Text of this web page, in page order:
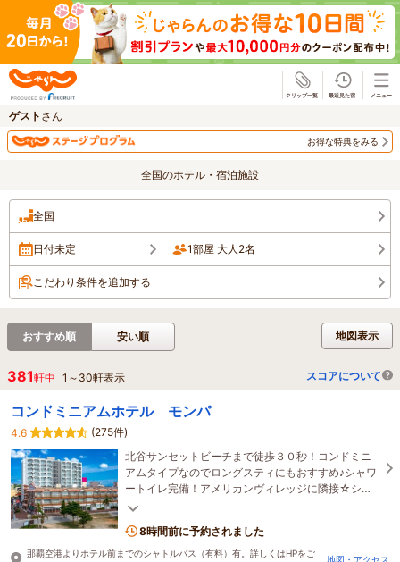
ゲスト さん
お得な特典をみる
全国のホテル・宿泊施設
全国
日付未定 1部屋 大人2名
こだわり条件を追加する
地図表示
おすすめ順 安い順
381軒中 1 ～ 30軒表示 スコアについて
コンドミニアムホテル モンパ
4.6
(275件)
北谷サンセットビーチまで徒歩３０秒！コンドミニ
アムタイプなのでロングスティにもおすすめ♪シャワ
ートイレ完備！アメリカンヴィレッジに隣接☆ショ
ッピング☆グルメ☆音楽☆全て徒歩圏内！
8時間前に予約されました
那覇空港よりホテル前までのシャトルバス（有料）有。詳しくはHPをご
地図・アクセス